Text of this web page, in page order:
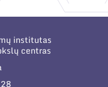
institutas
centras